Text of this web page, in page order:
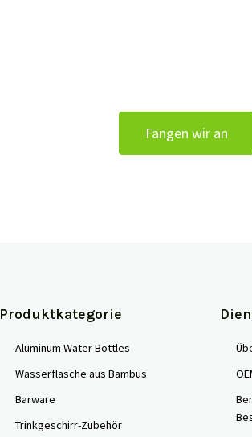
Fangen wir an
Produktkategorie
Aluminum Water Bottles
Wasserflasche aus Bambus
Barware
Trinkgeschirr-Zubehör